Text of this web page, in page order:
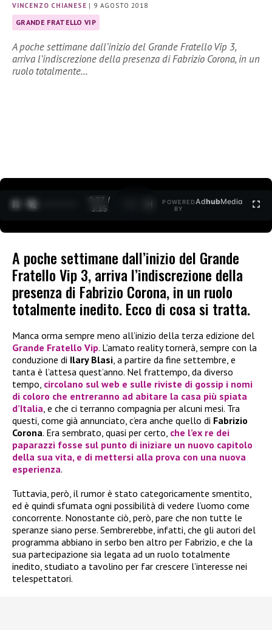
VINCENZO CHIANESE | 9 AGOSTO 2018
GRANDE FRATELLO VIP
A poche settimane dall’inizio del Grande Fratello Vip 3,
arriva l’indiscrezione della presenza di Fabrizio Corona, in un
ruolo totalmente…
0:27 /
3:35
POWERED
BY
AdhubMedia
A poche settimane dall’inizio del Grande
Fratello Vip 3, arriva l’indiscrezione della
presenza di Fabrizio Corona, in un ruolo
totalmente inedito. Ecco di cosa si tratta.
Manca orma sempre meno all’inizio della terza edizione del
Grande Fratello Vip. L’amato reality tornerà, sempre con la
conduzione di Ilary Blasi , a partire da fine settembre, e
tanta è l’attesa quest’anno. Nel frattempo, da diverso
tempo, circolano sul web e sulle riviste di gossip i nomi
di coloro che entreranno ad abitare la casa più spiata
d’Italia , e che ci terranno compagnia per alcuni mesi. Tra
questi, come già annunciato, c’era anche quello di Fabrizio
Corona. Era sembrato, quasi per certo, che l’ex re dei
paparazzi fosse sul punto di iniziare un nuovo capitolo
della sua vita, e di mettersi alla prova con una nuova
esperienza.
Tuttavia, però, il rumor è stato categoricamente smentito,
ed è quindi sfumata ogni possibilità di vedere l’uomo come
concorrente. Nonostante ciò, però, pare che non tutte le
speranze siano perse. Sembrerebbe, infatti, che gli autori del
programma abbiano in serbo ben altro per Fabrizio, e che la
sua partecipazione sia legata ad un ruolo totalmente
inedito, studiato a tavolino per far crescere l’interesse nei
telespettatori.